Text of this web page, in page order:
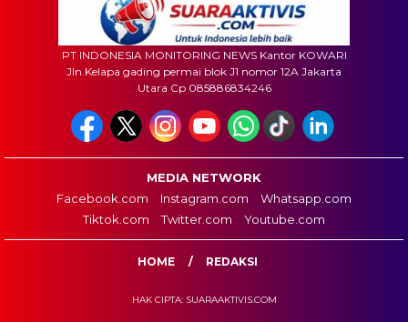
PT INDONESIA MONITORING NEWS Kantor KOWARI
Jln.Kelapa gading permai blok J1 nomor 12A Jakarta
Utara Cp 085886834246
MEDIA NETWORK
Facebook.com
Instagram.com
Whatsapp.com
Tiktok.com
Twitter.com Youtube.com
HOME REDAKSI
HAK CIPTA: SUARAAKTIVIS.COM